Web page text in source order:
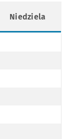
Niedziela